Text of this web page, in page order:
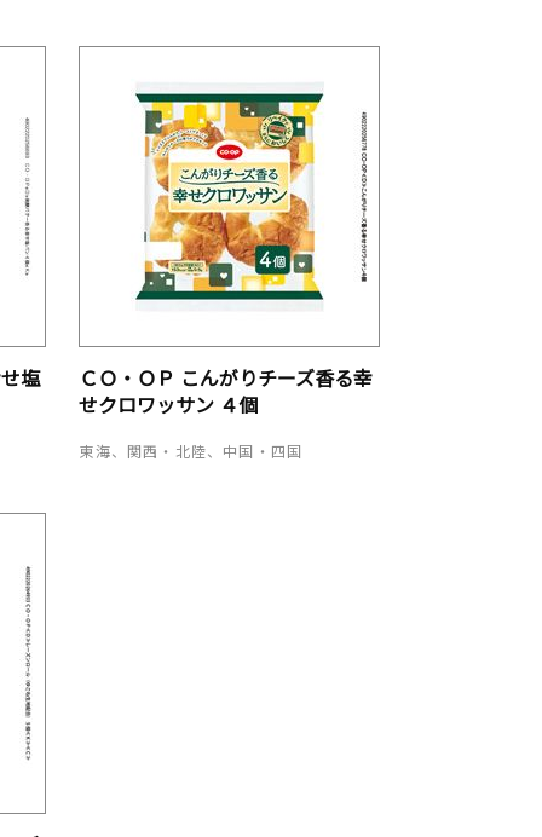
塩
ＣＯ・ＯＰ こんがりチーズ香る幸
せクロワッサン ４個
東海、関西・北陸、中国・四国